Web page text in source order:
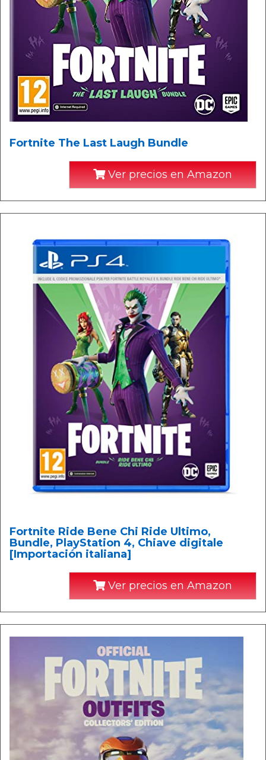
Fortnite The Last Laugh Bundle
Ver precios en Amazon
Fortnite Ride Bene Chi Ride Ultimo,
Bundle, PlayStation 4, Chiave digitale
[Importación italiana]
Ver precios en Amazon